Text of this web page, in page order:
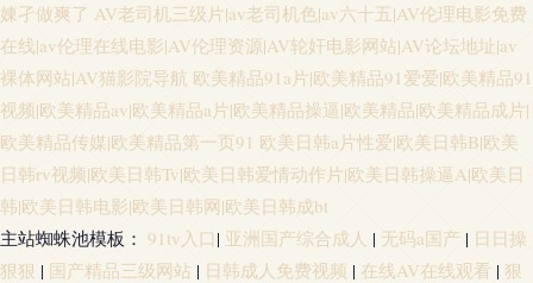
娻孑做爽了 AV老司机三级片|av老司机色|av六十五|AV伦理电影免费
在线|av伦理在线电影|AV伦理资源|AV轮奸电影网站|AV论坛地址|av
裸体网站|AV猫影院导航 欧美精品91a片|欧美精品91爱爱|欧美精品91
视频|欧美精品av|欧美精品a片|欧美精品操逼|欧美精品|欧美精品成片|
欧美精品传媒|欧美精品第一页91 欧美日韩a片性爱|欧美日韩B|欧美
日韩rv视频|欧美日韩Tv|欧美日韩爱情动作片|欧美日韩操逼A|欧美日
韩|欧美日韩电影|欧美日韩网|欧美日韩成bt
主站蜘蛛池模板： 91tv入口 | 亚洲国产综合成人 | 无码a国产 | 日日操
狠狠 | 国产精品三级网站 | 日韩成人免费视频 | 在线AV在线观看 | 狠